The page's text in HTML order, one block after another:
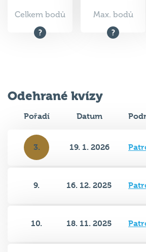
Celkem bodů Max. bodů
Odehrané kvízy
Pořadí Datum
3. 19. 1. 2026
9. 16. 12. 2025
10. 18. 11. 2025